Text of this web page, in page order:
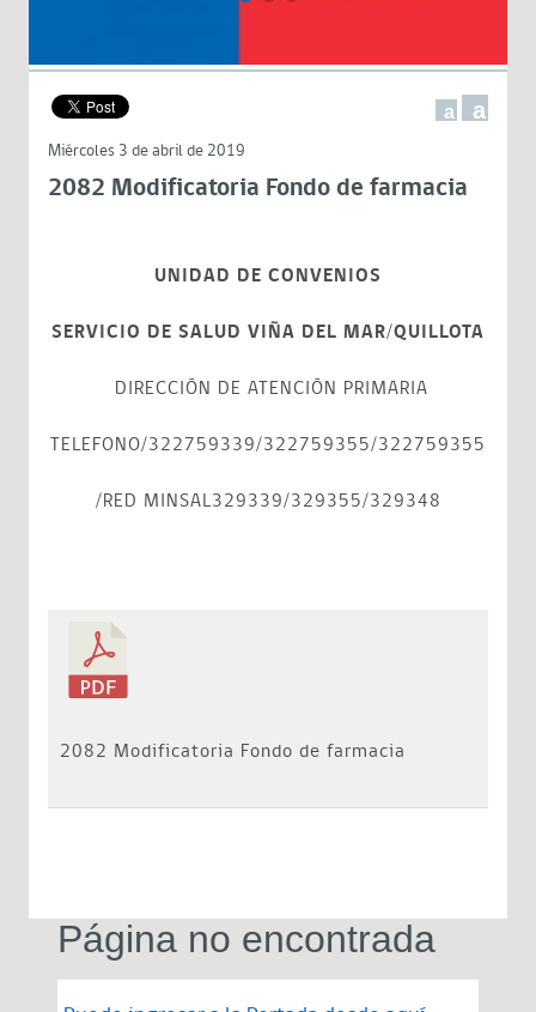
a a
Miércoles 3 de abril de 2019
2082 Modificatoria Fondo de farmacia
UNIDAD DE CONVENIOS
SERVICIO DE SALUD VIÑA DEL MAR/QUILLOTA
DIRECCIÓN DE ATENCIÓN PRIMARIA
TELEFONO/322759339/322759355/322759355
/RED MINSAL329339/329355/329348
2082 Modificatoria Fondo de farmacia
Página no encontrada